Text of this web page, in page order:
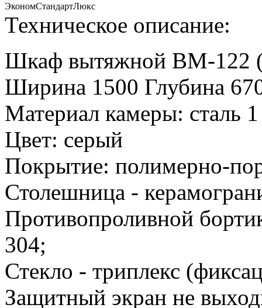
ЭкономСтандартЛюкс
Техническое описание:
Шкаф вытяжной ВМ-122
Ширина 1500 Глубина
Материал камеры: сталь
Цвет: серый
Покрытие: полимерно-
Столешница -
Противопроливной
304;
Стекло - триплекс
Защитный экран не